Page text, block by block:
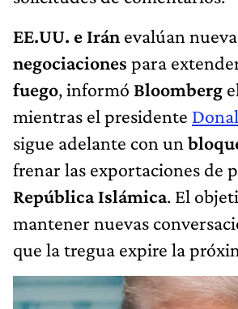
EE.UU. e Irán evalúan
negociaciones para
fuego, informó Bloomberg
mientras el presidente
sigue adelante con un
frenar las exportaciones de
República Islámica. El
mantener nuevas
que la tregua expire la